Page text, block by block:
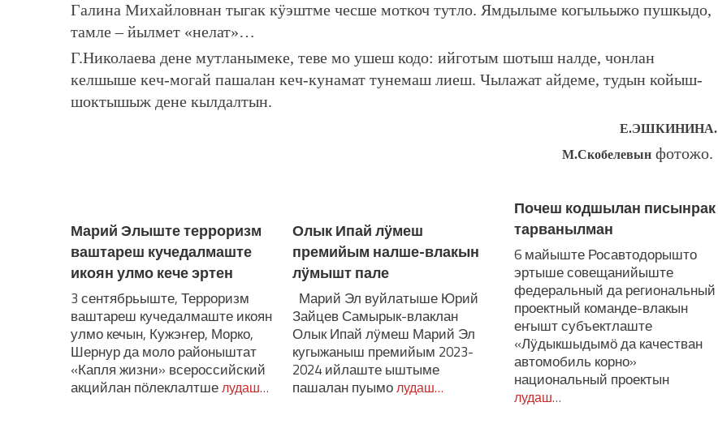
Галина Михайловнан тыгак кӱэштме чесше моткоч тутло. Ямдылыме когыльыжо пушкыдо,
тамле – йылмет «нелат»…
Г.Николаева дене мутланымеке, теве мо ушеш кодо: ийготым шотыш налде, чонлан
келшыше кеч-могай пашалан кеч-кунамат тунемаш лиеш. Чылажат айдеме, тудын койыш-
шоктышыж дене кылдалтын.
Е.ЭШКИНИНА.
М.Скобелевынфотожо.
Марий Элыште терроризм
ваштареш кучедалмаште
икоян улмо кече эртен
3 сентябрьыште, Терроризм
ваштареш кучедалмаште икоян
улмо кечын, Кужэҥер, Морко,
Шернур да моло районыштат
«Капля жизни» всероссийский
акцийлан пӧлеклалтшелудаш…
Олык Ипай лӱмеш
премийым налше-влакын
лӱмышт пале
Марий Эл вуйлатыше Юрий
Зайцев Самырык-влаклан
Олык Ипай лӱмеш Марий Эл
кугыжаныш премийым 2023-
2024 ийлаште ыштыме
пашалан пуымолудаш…
Почеш кодшылан писынрак
тарванылман
6 майыште Росавтодорышто
эртыше совещанийыште
федеральный да региональный
проектный команде-влакын
еҥышт субъектлаште
«Лӱдыкшыдымӧ да качестван
автомобиль корно»
национальный проектын
лудаш…